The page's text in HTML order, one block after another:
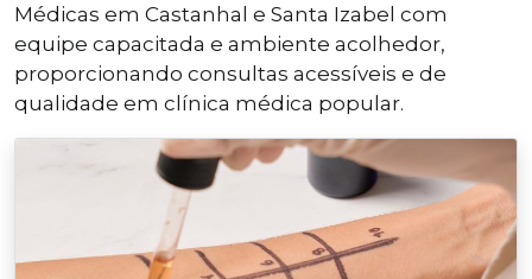
Médicas em Castanhal e Santa Izabel com
equipe capacitada e ambiente acolhedor,
proporcionando consultas acessíveis e de
qualidade em clínica médica popular.